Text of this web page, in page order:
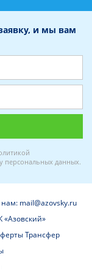
и мы вам
персональных данных.
mail@azovsky.ru
«Азовский»
Трансфер